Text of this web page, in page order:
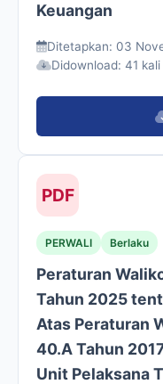
Keuangan
Ditetapkan: 03
Didownload: 41 kali
PDF
PERWALI Berlaku
Peraturan
Tahun 2025
Atas Peraturan
40.A Tahun
Unit Pelaksana